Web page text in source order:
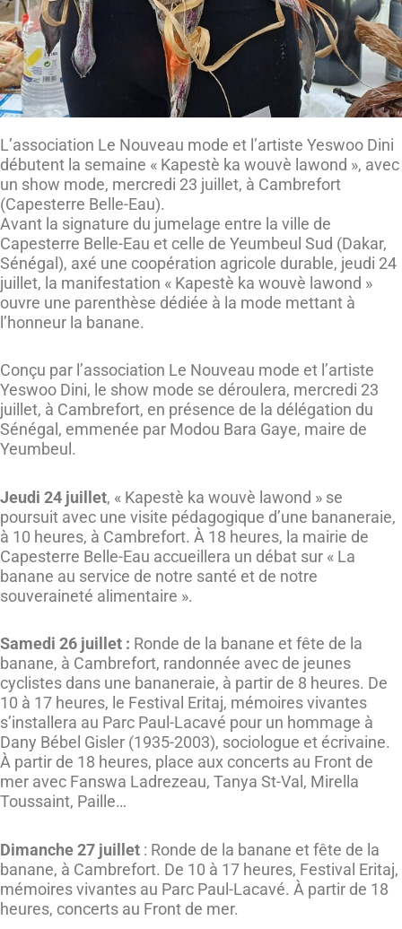
L’association Le Nouveau mode et l’artiste Yeswoo Dini
débutent la semaine « Kapestè ka wouvè lawond », avec
un show mode, mercredi 23 juillet, à Cambrefort
(Capesterre Belle-Eau).
Avant la signature du jumelage entre la ville de
Capesterre Belle-Eau et celle de Yeumbeul Sud (Dakar,
Sénégal), axé une coopération agricole durable, jeudi 24
juillet, la manifestation « Kapestè ka wouvè lawond »
ouvre une parenthèse dédiée à la mode mettant à
l’honneur la banane.
Conçu par l’association Le Nouveau mode et l’artiste
Yeswoo Dini, le show mode se déroulera, mercredi 23
juillet, à Cambrefort, en présence de la délégation du
Sénégal, emmenée par Modou Bara Gaye, maire de
Yeumbeul.
Jeudi 24 juillet, « Kapestè ka wouvè lawond » se
poursuit avec une visite pédagogique d’une bananeraie,
à 10 heures, à Cambrefort. À 18 heures, la mairie de
Capesterre Belle-Eau accueillera un débat sur « La
banane au service de notre santé et de notre
souveraineté alimentaire ».
Samedi 26 juillet : Ronde de la banane et fête de la
banane, à Cambrefort, randonnée avec de jeunes
cyclistes dans une bananeraie, à partir de 8 heures. De
10 à 17 heures, le Festival Eritaj, mémoires vivantes
s’installera au Parc Paul-Lacavé pour un hommage à
Dany Bébel Gisler (1935-2003), sociologue et écrivaine.
À partir de 18 heures, place aux concerts au Front de
mer avec Fanswa Ladrezeau, Tanya St-Val, Mirella
Toussaint, Paille…
Dimanche 27 juillet : Ronde de la banane et fête de la
banane, à Cambrefort. De 10 à 17 heures, Festival Eritaj,
mémoires vivantes au Parc Paul-Lacavé. À partir de 18
heures, concerts au Front de mer.